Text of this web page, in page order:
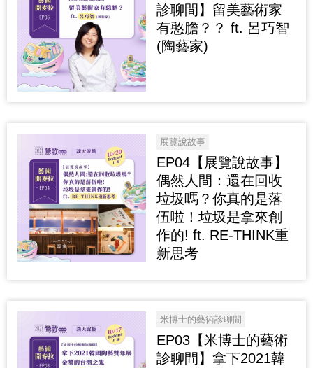
診聊間】留美藝術家
有憨膽？？ ft. 呂巧智
(陶藝家)
展覽說故事
EP04【展覽說故事】
偶然人間：還在回收
垃圾嗎？你真的是落
伍啦！垃圾是拿來創
作的! ft. RE-THINK重
新思考
米博士的藝術診聊間
EP03【米博士的藝術
診聊間】拿下2021韓